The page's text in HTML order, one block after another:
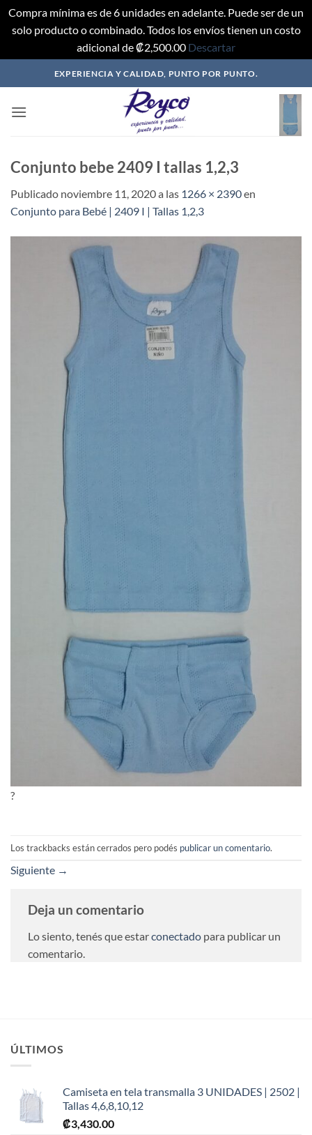
Compra mínima es de 6 unidades en adelante. Puede ser de un
solo producto o combinado. Todos los envíos tienen un costo
adicional de ₡2,500.00 Descartar
al
EXPERIENCIA Y CALIDAD, PUNTO POR PUNTO.
Conjunto bebe 2409 I tallas 1,2,3
Publicado noviembre 11, 2020a las 1266 × 2390en
Conjunto para Bebé | 2409 I | Tallas 1,2,3
?
Los trackbacks están cerrados pero podés publicar un comentario.
Siguiente →
Deja un comentario
Lo siento, tenés que estarconectado para publicar un
comentario.
ÚLTIMOS
Camiseta en tela transmalla 3 UNIDADES | 2502 |
Tallas 4,6,8,10,12
₡3,430.00